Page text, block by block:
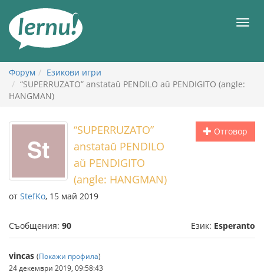
съдържанието
Форум
Езикови игри
“SUPERRUZATO” anstataŭ PENDILO aŭ PENDIGITO (angle:
HANGMAN)
Отговор
“SUPERRUZATO”
anstataŭ PENDILO
aŭ PENDIGITO
(angle: HANGMAN)
от StefKo, 15 май 2019
Съобщения: 90 Език: Esperanto
vincas (Покажи профила)
24 декември 2019, 09:58:43